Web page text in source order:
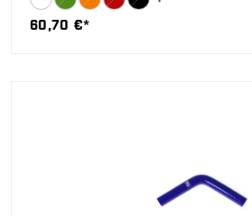
60,70 €*